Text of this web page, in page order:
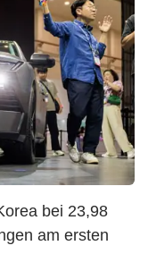
bei 23,98
am ersten